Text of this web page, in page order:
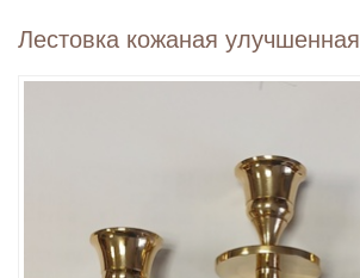
Лестовка кожаная улучшенная